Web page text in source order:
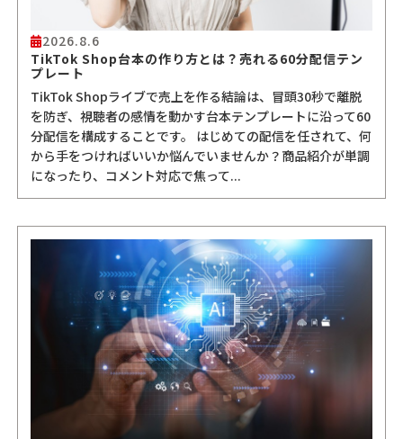
2026.8.6
TikTok Shop台本の作り方とは？売れる60分配信テン
プレート
TikTok Shopライブで売上を作る結論は、冒頭30秒で離脱
を防ぎ、視聴者の感情を動かす台本テンプレートに沿って60
分配信を構成することです。 はじめての配信を任されて、何
から手をつければいいか悩んでいませんか？商品紹介が単調
になったり、コメント対応で焦って...